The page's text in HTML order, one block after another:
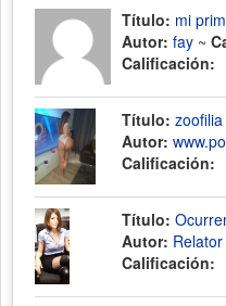
Título: mi
Autor: fay ~
Calificación:
Título:
Autor:
Calificación:
Título:
Autor:
Calificación: